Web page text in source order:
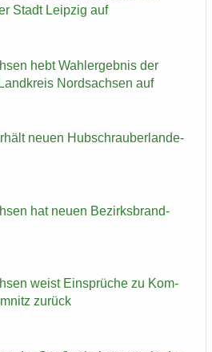
Stadt Leip­zig auf
hebt Wahl­er­geb­nis der
Nord­sach­sen auf
neuen Hub­schrau­ber­lan­de­
hat neuen Be­zirks­brand­
weist Ein­sprü­che zu Kom­
zu­rück